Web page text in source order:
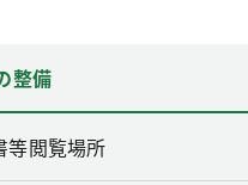
整備
等閲覧場所